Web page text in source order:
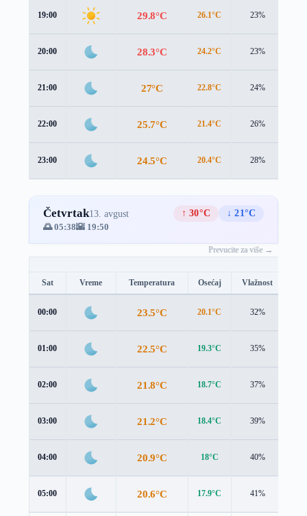
19:00 29.8°C 26.1°C 23%
20:00 28.3°C 24.2°C 23%
21:00 27°C 22.8°C 24%
22:00 25.7°C 21.4°C 26%
23:00 24.5°C 20.4°C 28%
Četvrtak13. avgust ↑ 30°C
↓ 21°C
🌅 05:38🌇 19:50
Prevucite za više →
Sat Vreme Temperatura Osećaj Vlažnost
00:00 23.5°C 20.1°C 32%
01:00 22.5°C 19.3°C 35%
02:00 21.8°C 18.7°C 37%
03:00 21.2°C 18.4°C 39%
04:00 20.9°C 18°C 40%
05:00 20.6°C 17.9°C 41%